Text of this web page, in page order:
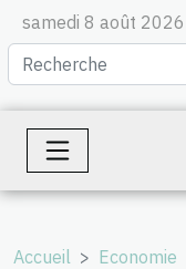
samedi 8 août 2026
Accueil
Economie